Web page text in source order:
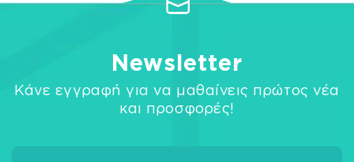
Newsletter
Κάνε εγγραφή για να μαθαίνεις πρώτος νέα
και προσφορές!